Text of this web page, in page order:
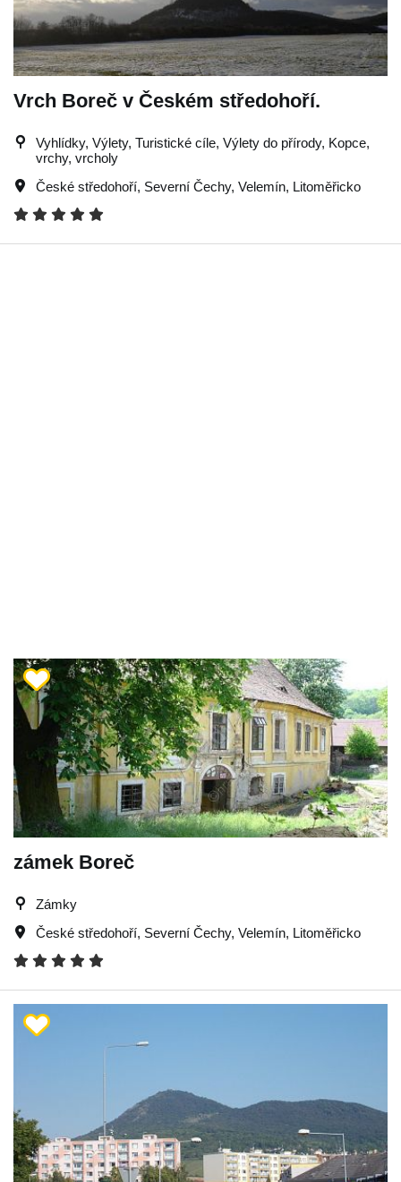
Vrch Boreč v Českém středohoří.
Vyhlídky, Výlety, Turistické cíle, Výlety do přírody, Kopce,
vrchy, vrcholy
České středohoří, Severní Čechy, Velemín, Litoměřicko
zámek Boreč
Zámky
České středohoří, Severní Čechy, Velemín, Litoměřicko